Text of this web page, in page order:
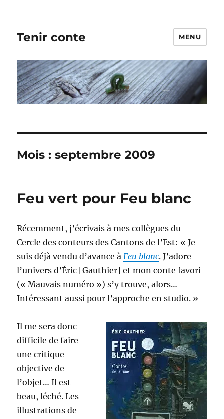
Tenir conte MENU
Mois :septembre 2009
Feu vert pour Feu blanc
Récemment, j’écrivais à mes collègues du
Cercle des conteurs des Cantons de l’Est: « Je
suis déjà vendu d’avance àFeu blanc. J’adore
l’univers d’Éric [Gauthier] et mon conte favori
(« Mauvais numéro ») s’y trouve, alors…
Intéressant aussi pour l’approche en studio. »
Il me sera donc
difficile de faire
une critique
objective de
l’objet… Il est
beau, léché. Les
illustrations de